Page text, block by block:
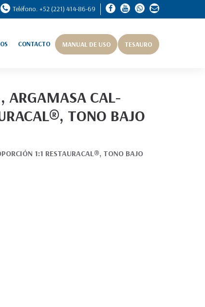
Teléfono. +52 (221) 414-86-69
CONTACTO MANUAL DE USO TESAURO
ARGAMASA CAL-
TONO BAJO
1:1 RESTAURACAL®, TONO BAJO